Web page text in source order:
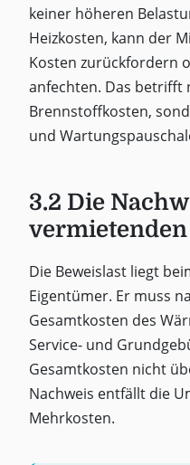
keiner höheren
Heizkosten, kann der
Kosten zurückfordern
anfechten. Das betrifft
Brennstoffkosten,
und
3.2 Die
Die Beweislast liegt
Eigentümer. Er muss
Gesamtkosten des
Service- und
Gesamtkosten nicht
Nachweis entfällt die
Mehrkosten.